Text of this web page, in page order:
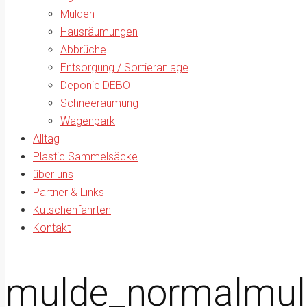
Mulden
Hausräumungen
Abbrüche
Entsorgung / Sortieranlage
Deponie DEBO
Schneeräumung
Wagenpark
Alltag
Plastic Sammelsäcke
über uns
Partner & Links
Kutschenfahrten
Kontakt